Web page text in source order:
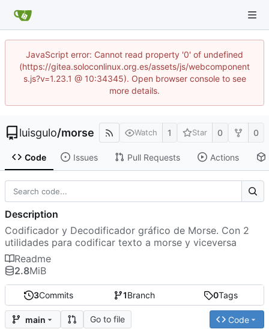
JavaScript error: Cannot read property '0' of undefined
(https://gitea.soloconlinux.org.es/assets/js/webcomponent
s.js?v=1.23.1 @ 10:34345). Open browser console to see
more details.
luisgulo/morse Watch 1 Star 0 0
Code Issues Pull Requests Actions
3Commits 1Branch 0Tags
main Go to file Code
Description
Codificador y Decodificador gráfico de Morse. Con 2
utilidades para codificar texto a morse y viceversa
Readme
2.8MiB